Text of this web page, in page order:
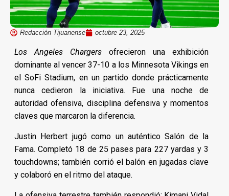
Redacción Tijuanense octubre 23, 2025
Los Angeles Chargers ofrecieron una exhibición
dominante al vencer 37-10 a los Minnesota Vikings en
el SoFi Stadium, en un partido donde prácticamente
nunca cedieron la iniciativa. Fue una noche de
autoridad ofensiva, disciplina defensiva y momentos
claves que marcaron la diferencia.
Justin Herbert jugó como un auténtico Salón de la
Fama. Completó 18 de 25 pases para 227 yardas y 3
touchdowns; también corrió el balón en jugadas clave
y colaboró en el ritmo del ataque.